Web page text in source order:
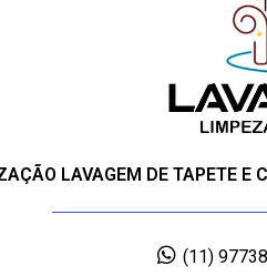
LAVAGEM DE TAPETE E
(11)